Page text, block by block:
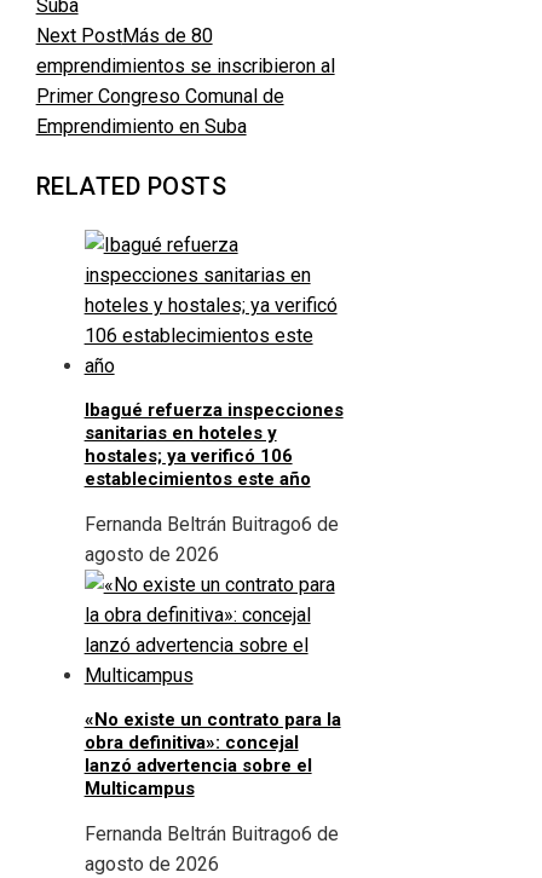
Next PostMás de 80
emprendimientos se inscribieron al
Primer Congreso Comunal de
Emprendimiento en Suba
RELATED POSTS
Ibagué refuerza inspecciones
sanitarias en hoteles y
hostales; ya verificó 106
establecimientos este año
Fernanda Beltrán Buitrago6 de
agosto de 2026
«No existe un contrato para la
obra definitiva»: concejal
lanzó advertencia sobre el
Multicampus
Fernanda Beltrán Buitrago6 de
agosto de 2026